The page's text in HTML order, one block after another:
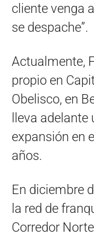
cliente venga
se despache”.
Actualmente,
propio en
Obelisco, en
lleva
expansión en
años.
En diciembre
la red de
Corredor